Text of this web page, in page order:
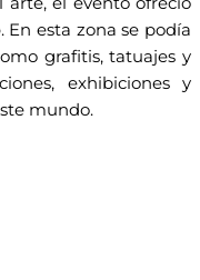
. En esta zona se podía
grafitis, tatuajes y
exhibiciones y
mundo.